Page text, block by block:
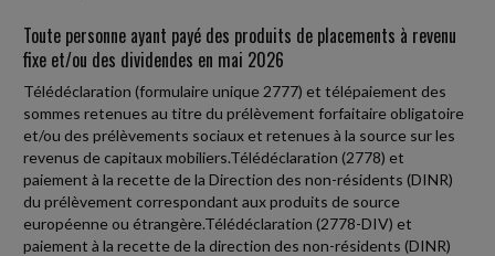
Toute personne ayant payé des produits de placements à revenu
fixe et/ou des dividendes en mai 2026
Télédéclaration (formulaire unique 2777) et télépaiement des
sommes retenues au titre du prélèvement forfaitaire obligatoire
et/ou des prélèvements sociaux et retenues à la source sur les
revenus de capitaux mobiliers.Télédéclaration (2778) et
paiement à la recette de la Direction des non-résidents (DINR)
du prélèvement correspondant aux produits de source
européenne ou étrangère.Télédéclaration (2778-DIV) et
paiement à la recette de la direction des non-résidents (DINR)